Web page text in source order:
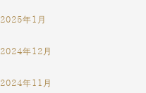
2025年1月
2024年12月
2024年11月